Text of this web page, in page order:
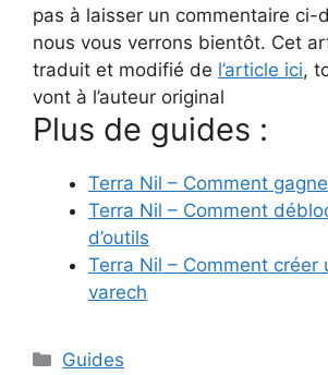
pas à laisser un commentaire ci-
nous vous verrons bientôt. Cet
traduit et modifié de l’article ici,
vont à l’auteur original
Plus de guides :
Terra Nil – Comment
Terra Nil – Comment
d’outils
Terra Nil – Comment créer
varech
Catégories
Guides